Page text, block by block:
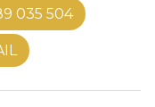
035 504